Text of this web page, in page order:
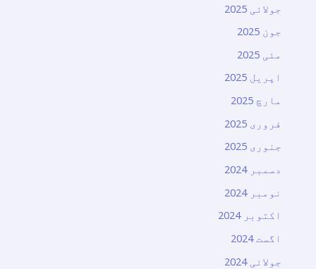
جولائی 2025
جون 2025
مئی 2025
اپریل 2025
مارچ 2025
فروری 2025
جنوری 2025
دسمبر 2024
نومبر 2024
اکتوبر 2024
اگست 2024
جولائی 2024